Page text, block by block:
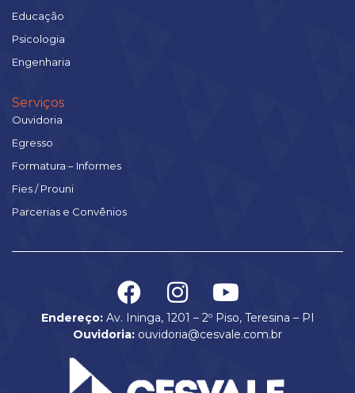
Educação
Psicologia
Engenharia
Serviços
Ouvidoria
Egresso
Formatura – Informes
Fies / Prouni
Parcerias e Convênios
Endereço:Av. Ininga, 1201 – 2º Piso, Teresina – PI
Ouvidoria: ouvidoria@cesvale.com.br